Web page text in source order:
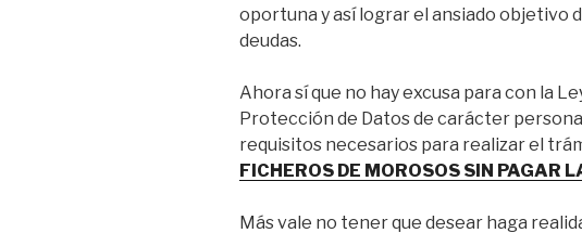
oportuna y así lograr el ansiado objetivo
deudas.
Ahora sí que no hay excusa para con la
Protección de Datos de carácter
requisitos necesarios para realizar el
FICHEROS DE MOROSOS SIN PAGAR
Más vale no tener que desear haga